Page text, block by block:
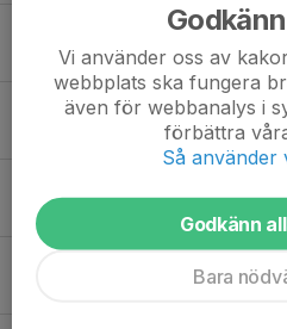
U20 SM i öppen klass i
16 maj, 09:48 0
U18 SM I Jönköping
9 maj, 11:26 0
1
Vi använder oss av
webbplats ska fungera
även för webbanalys i
förbättra
Så använder
Godkänn
Bara